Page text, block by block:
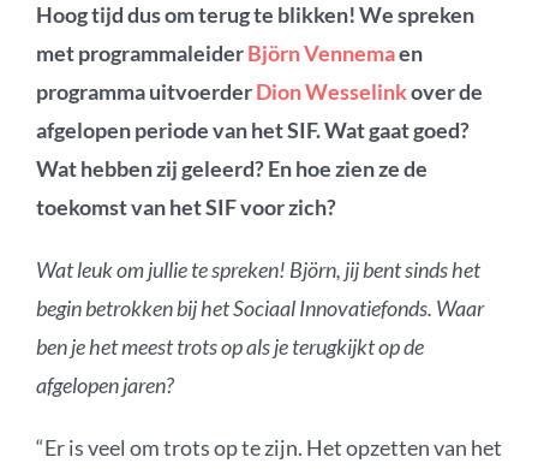
Hoog tijd dus om terug te blikken!We spreken
met programmaleiderBjörnVennemaen
programma uitvoerderDion Wesselinkover de
afgelopen periode van het SIF. Wat gaat goed?
Wat hebben zij geleerd? En hoe zien ze de
toekomst van het SIFvoor zich?
Wat leuk om jullie te spreken! Björn, jij bent sinds het
begin betrokken bij het Sociaal Innovatiefonds. Waar
ben je het meest trots op als je terugkijkt op de
afgelopen jaren?
“Er is veel om trots op te zijn. Het opzetten van het